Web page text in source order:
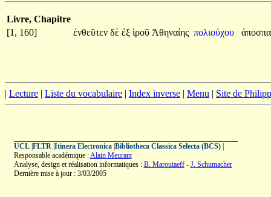
Livre, Chapitre
[1, 160]
ἐνθεῦτεν δὲ ἐξ ἱροῦ Ἀθηναίης πολιούχου
| Lecture | Liste du vocabulaire | Index inverse | Menu | Site de
UCL| FLTR| Itinera Electronica| Bibliotheca Classica Selecta (BCS)|
Responsable académique :Alain Meurant
Analyse, design et réalisation informatiques : B. Maroutaeff- J. Schumacher
Dernière mise à jour : 3/03/2005